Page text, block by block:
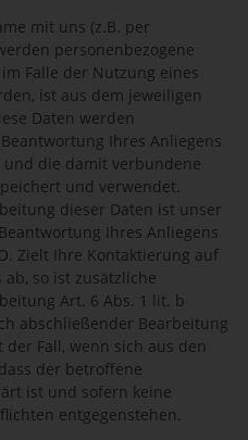
mit uns (z.B. per
personenbezogene
Falle der Nutzung eines
ist aus dem jeweiligen
Daten werden
Ihres Anliegens
die damit verbundene
und verwendet.
dieser Daten ist unser
Ihres Anliegens
Zielt Ihre Kontaktierung auf
so ist zusätzliche
Art. 6 Abs. 1 lit. b
abschließender Bearbeitung
der Fall, wenn sich aus den
der betroffene
ist und sofern keine
entgegenstehen.